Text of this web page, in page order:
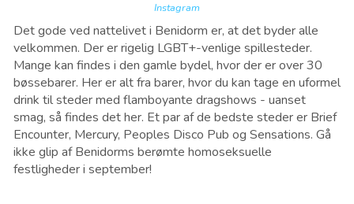
Instagram
Det gode ved nattelivet i Benidorm er, at det byder alle
velkommen. Der er rigelig LGBT+-venlige spillesteder.
Mange kan findes i den gamle bydel, hvor der er over 30
bøssebarer. Her er alt fra barer, hvor du kan tage en uformel
drink til steder med flamboyante dragshows - uanset
smag, så findes det her. Et par af de bedste steder er Brief
Encounter, Mercury, Peoples Disco Pub og Sensations. Gå
ikke glip af Benidorms berømte homoseksuelle
festligheder i september!